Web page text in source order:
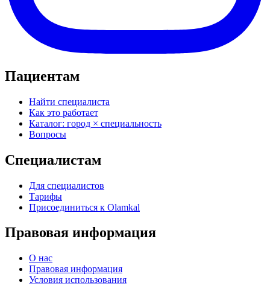
Пациентам
Найти специалиста
Как это работает
Каталог: город × специальность
Вопросы
Специалистам
Для специалистов
Тарифы
Присоединиться к Olamkal
Правовая информация
О нас
Правовая информация
Условия использования